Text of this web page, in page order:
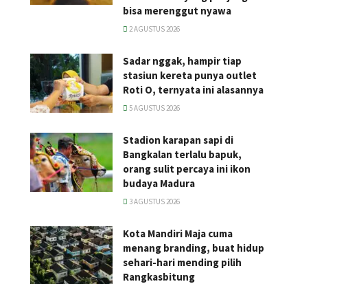
bisa merenggut nyawa
2 AGUSTUS 2026
Sadar nggak, hampir tiap
stasiun kereta punya outlet
Roti O, ternyata ini alasannya
5 AGUSTUS 2026
Stadion karapan sapi di
Bangkalan terlalu bapuk,
orang sulit percaya ini ikon
budaya Madura
3 AGUSTUS 2026
Kota Mandiri Maja cuma
menang branding, buat hidup
sehari-hari mending pilih
Rangkasbitung